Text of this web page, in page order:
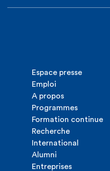
Espace presse
Emploi
A propos
Programmes
Formation continue
Recherche
International
Alumni
Entreprises